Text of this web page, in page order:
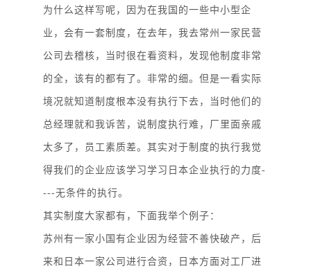
为什么这样写呢，因为在我国的一些中小型企
业，会有一套制度，在去年，我去常州一家民营
公司去稽核，当时很在看资料，发现他制度非常
的全，该有的都有了。非常的细。但是一看实际
境况就知道制度根本没有执行下去，当时他们的
总经理就和我诉苦，说制度执行难，厂里面亲戚
太多了，员工素质差。其实对于制度的执行我觉
得我们的企业应该学习学习日本企业执行的力度-
---无条件的执行。
其实制度大家都有，下面我举个例子：
苏州有一家小国有企业因为经营不善快破产，后
来和日本一家公司进行合资，日本方面对工厂进